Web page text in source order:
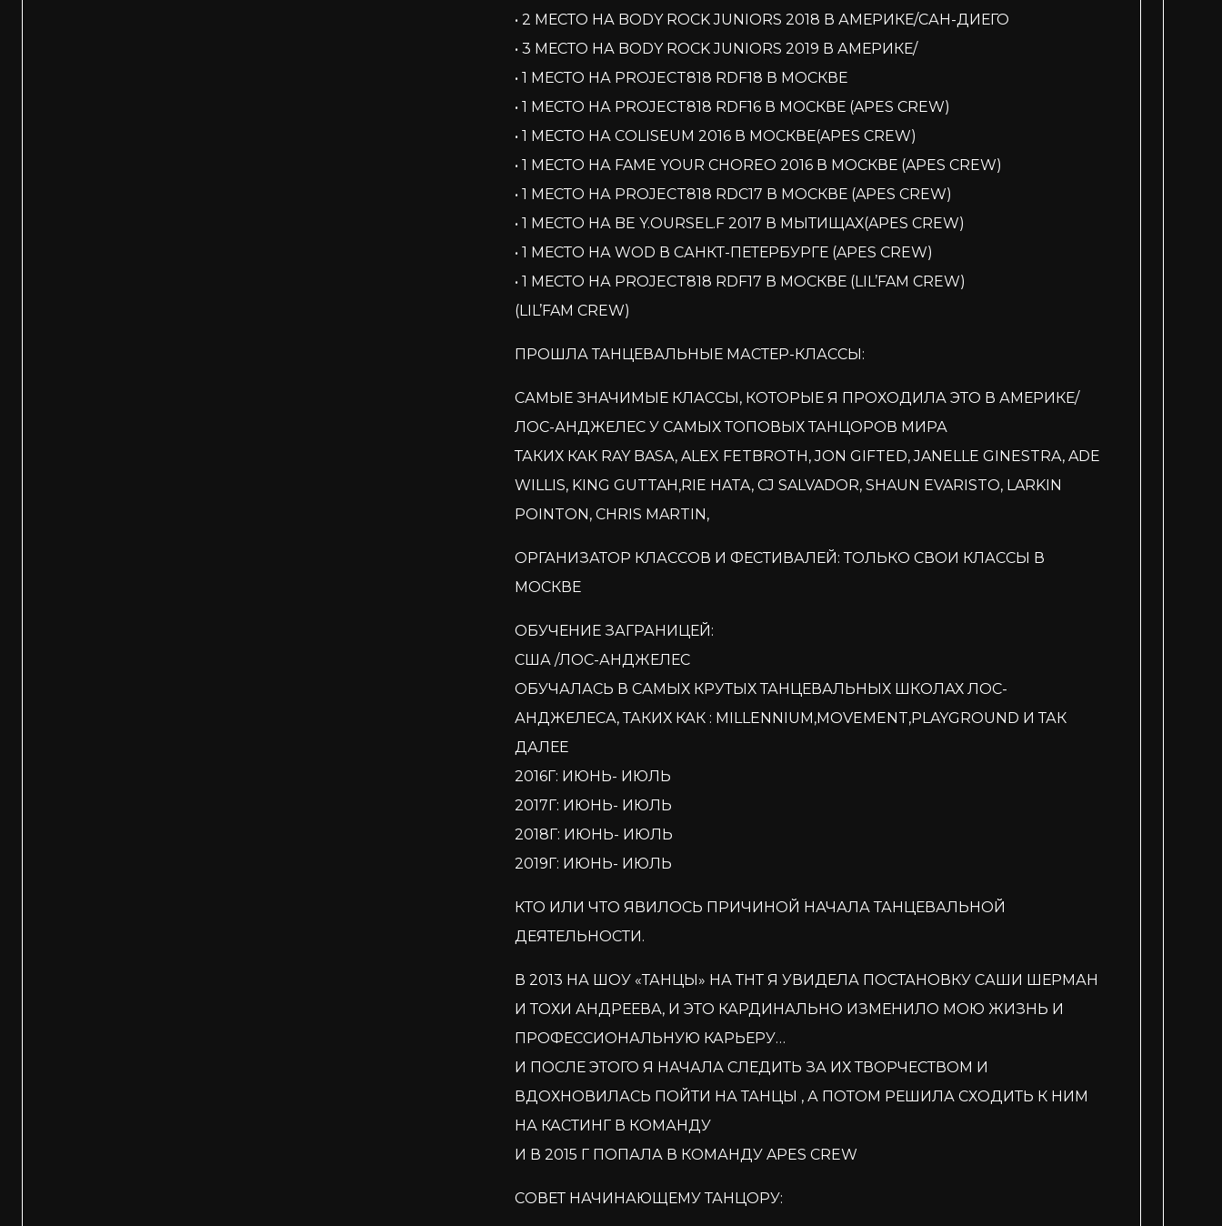
• 2 МЕСТО НА BODY ROCK JUNIORS 2018 В АМЕРИКЕ/САН-ДИЕГО
• 3 МЕСТО НА BODY ROCK JUNIORS 2019 В АМЕРИКЕ/
• 1 МЕСТО НА PROJECT818 RDF18 В МОСКВЕ
• 1 МЕСТО НА PROJECT818 RDF16 В МОСКВЕ (APES CREW)
• 1 МЕСТО НА COLISEUM 2016 В МОСКВЕ(APES CREW)
• 1 МЕСТО НА FAME YOUR CHOREO 2016 В МОСКВЕ (APES CREW)
• 1 МЕСТО НА PROJECT818 RDC17 В МОСКВЕ (APES CREW)
• 1 МЕСТО НА BE Y.OURSEL.F 2017 В МЫТИЩАХ(APES CREW)
• 1 МЕСТО НА WOD В САНКТ-ПЕТЕРБУРГЕ (APES CREW)
• 1 МЕСТО НА PROJECT818 RDF17 В МОСКВЕ (LIL’FAM CREW)
(LIL’FAM CREW)
ПРОШЛА ТАНЦЕВАЛЬНЫЕ МАСТЕР-КЛАССЫ:
САМЫЕ ЗНАЧИМЫЕ КЛАССЫ, КОТОРЫЕ Я ПРОХОДИЛА ЭТО В АМЕРИКЕ/
ЛОС-АНДЖЕЛЕС У САМЫХ ТОПОВЫХ ТАНЦОРОВ МИРА
ТАКИХ КАК RAY BASA, ALEX FETBROTH, JON GIFTED, JANELLE GINESTRA, ADE
WILLIS, KING GUTTAH,RIE HATA, CJ SALVADOR, SHAUN EVARISTO, LARKIN
POINTON, CHRIS MARTIN,
ОРГАНИЗАТОР КЛАССОВ И ФЕСТИВАЛЕЙ: ТОЛЬКО СВОИ КЛАССЫ В
МОСКВЕ
ОБУЧЕНИЕ ЗАГРАНИЦЕЙ:
США /ЛОС-АНДЖЕЛЕС
ОБУЧАЛАСЬ В САМЫХ КРУТЫХ ТАНЦЕВАЛЬНЫХ ШКОЛАХ ЛОС-
АНДЖЕЛЕСА, ТАКИХ КАК : MILLENNIUM,MOVEMENT,PLAYGROUND И ТАК
ДАЛЕЕ
2016Г: ИЮНЬ- ИЮЛЬ
2017Г: ИЮНЬ- ИЮЛЬ
2018Г: ИЮНЬ- ИЮЛЬ
2019Г: ИЮНЬ- ИЮЛЬ
КТО ИЛИ ЧТО ЯВИЛОСЬ ПРИЧИНОЙ НАЧАЛА ТАНЦЕВАЛЬНОЙ
ДЕЯТЕЛЬНОСТИ.
В 2013 НА ШОУ «ТАНЦЫ» НА ТНТ Я УВИДЕЛА ПОСТАНОВКУ САШИ ШЕРМАН
И ТОХИ АНДРЕЕВА, И ЭТО КАРДИНАЛЬНО ИЗМЕНИЛО МОЮ ЖИЗНЬ И
ПРОФЕССИОНАЛЬНУЮ КАРЬЕРУ…
И ПОСЛЕ ЭТОГО Я НАЧАЛА СЛЕДИТЬ ЗА ИХ ТВОРЧЕСТВОМ И
ВДОХНОВИЛАСЬ ПОЙТИ НА ТАНЦЫ , А ПОТОМ РЕШИЛА СХОДИТЬ К НИМ
НА КАСТИНГ В КОМАНДУ
И В 2015 Г ПОПАЛА В КОМАНДУ APES CREW
СОВЕТ НАЧИНАЮЩЕМУ ТАНЦОРУ: